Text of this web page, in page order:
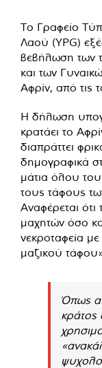
Το Γραφείο
Λαού (YPG)
βεβήλωση των
και των
Αφρίν, από τις
Η δήλωση
κρατάει το
διαπράττει
δημογραφικά
μάτια όλου
τους τάφους
Αναφέρεται
μαχητών όσο
νεκροταφεία
μαζικού
Όπως
κράτος